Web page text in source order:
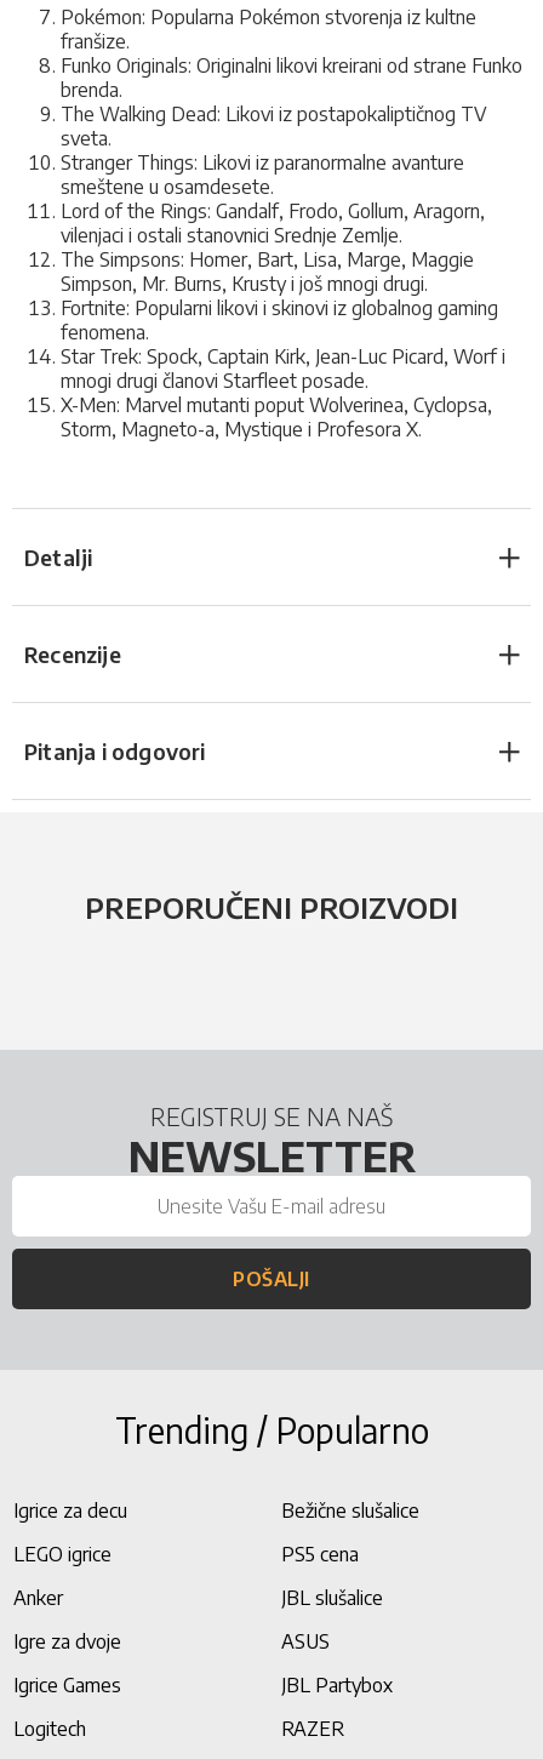
Pokémon: Popularna Pokémon stvorenja iz kultne
franšize.
Funko Originals: Originalni likovi kreirani od strane Funko
brenda.
The Walking Dead: Likovi iz postapokaliptičnog TV
sveta.
Stranger Things: Likovi iz paranormalne avanture
smeštene u osamdesete.
Lord of the Rings: Gandalf, Frodo, Gollum, Aragorn,
vilenjaci i ostali stanovnici Srednje Zemlje.
The Simpsons: Homer, Bart, Lisa, Marge, Maggie
Simpson, Mr. Burns, Krusty i još mnogi drugi.
Fortnite: Popularni likovi i skinovi iz globalnog gaming
fenomena.
Star Trek: Spock, Captain Kirk, Jean-Luc Picard, Worf i
mnogi drugi članovi Starfleet posade.
X-Men: Marvel mutanti poput Wolverinea, Cyclopsa,
Storm, Magneto-a, Mystique i Profesora X.
Detalji
Recenzije
Pitanja i odgovori
PREPORUČENI PROIZVODI
REGISTRUJ SE NA NAŠ
NEWSLETTER
POŠALJI
Trending / Popularno
Igrice za decu
Bežične slušalice
LEGO igrice
PS5 cena
Anker
JBL slušalice
Igre za dvoje
ASUS
Igrice Games
JBL Partybox
Logitech
RAZER